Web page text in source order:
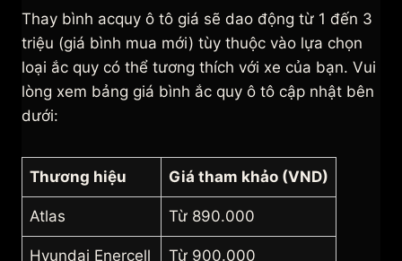
Thay bình acquy ô tô giá sẽ dao động từ 1 đến 3
triệu (giá bình mua mới) tùy thuộc vào lựa chọn
loại ắc quy có thể tương thích với xe của bạn. Vui
lòng xem bảng giá bình ắc quy ô tô cập nhật bên
dưới:
Thương hiệu Giá tham khảo (VND)
Atlas Từ 890.000
Hyundai Enercell Từ 900.000